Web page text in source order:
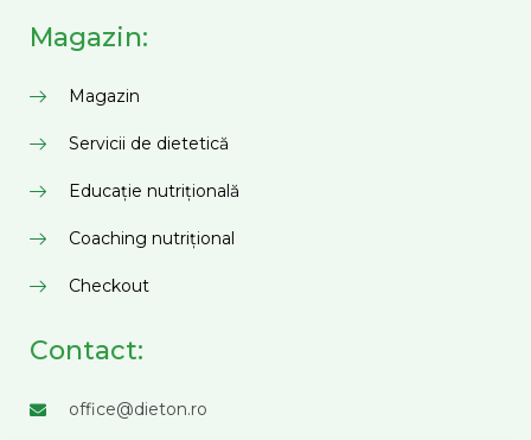
Magazin:
Magazin
Servicii de dietetică
Educație nutrițională
Coaching nutrițional
Checkout
Contact:
office@dieton.ro